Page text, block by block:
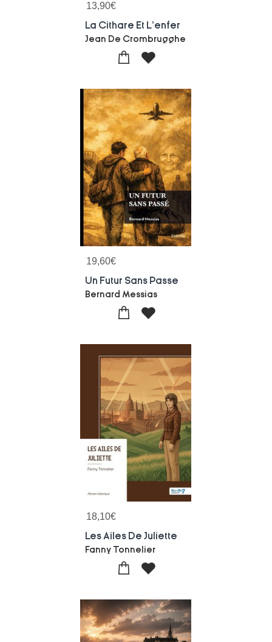
13,90€
La Cithare Et L'enfer
Jean De Crombrugghe
19,60€
Un Futur Sans Passe
Bernard Messias
18,10€
Les Ailes De Juliette
Fanny Tonnelier